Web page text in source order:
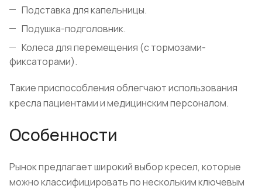
Подставка для капельницы.
Подушка-подголовник.
Колеса для перемещения (с тормозами-
фиксаторами).
Такие приспособления облегчают использования
кресла пациентами и медицинским персоналом.
Особенности
Рынок предлагает широкий выбор кресел, которые
можно классифицировать по нескольким ключевым